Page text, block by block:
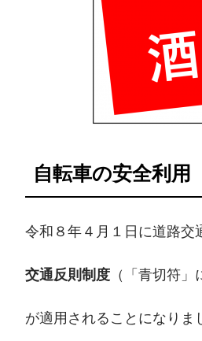
自転車の安全利用
令和８年４月１日に道路交
交通反則制度 （「青切符
が適用されることになりま